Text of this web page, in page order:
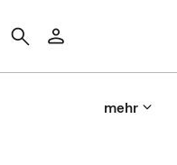
mehr